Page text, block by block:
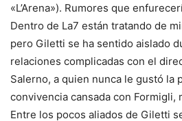
«L’Arena»). Rumores que
Dentro de La7 están tratando de
pero Giletti se ha sentido aislado
relaciones complicadas con el
Salerno, a quien nunca le gustó la
convivencia cansada con Formigli,
Entre los pocos aliados de Giletti